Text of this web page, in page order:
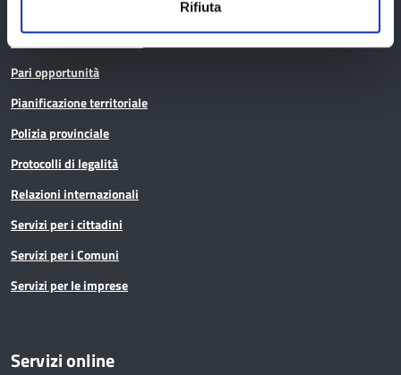
Rifiuta
Pari opportunità
Pianificazione territoriale
Polizia provinciale
Protocolli di legalità
Relazioni internazionali
Servizi per i cittadini
Servizi per i Comuni
Servizi per le imprese
Servizi online